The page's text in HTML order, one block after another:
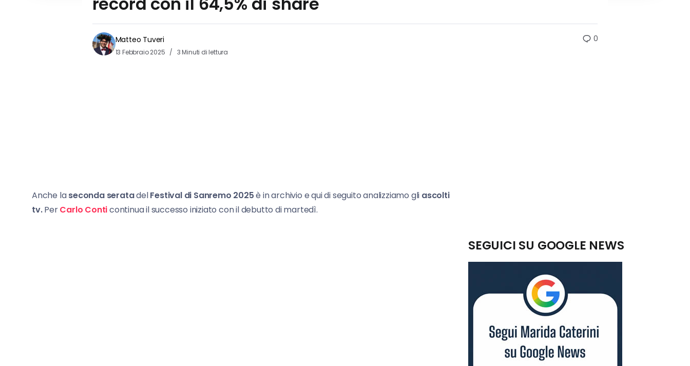
Matteo Tuveri
13 Febbraio 2025 3 Minuti di lettura
0
Anche laseconda seratadelFestival di Sanremo 2025è in archivio e qui di seguito analizziamo gli ascolti
tv.PerCarlo Conticontinua il successo iniziato con il debutto di martedì.
SEGUICI SU GOOGLE NEWS